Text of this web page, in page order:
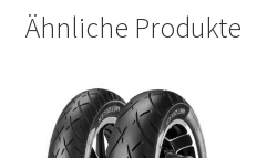
Ähnliche Produkte